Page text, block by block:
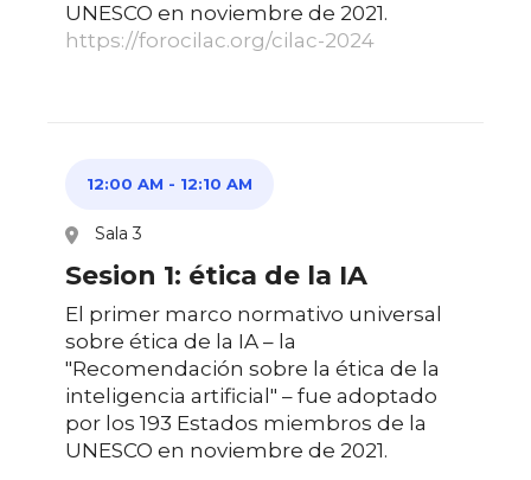
UNESCO en noviembre de 2021.
https://forocilac.org/cilac-2024
12:00 AM - 12:10 AM
Sala 3
Sesion 1: ética de la IA
El primer marco normativo universal
sobre ética de la IA – la
"Recomendación sobre la ética de la
inteligencia artificial" – fue adoptado
por los 193 Estados miembros de la
UNESCO en noviembre de 2021.